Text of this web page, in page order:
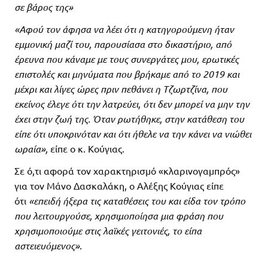
σε βάρος της»
«Αφού τον άφησα να λέει ότι η κατηγορούμενη ήταν
εμμονική μαζί του, παρουσίασα στο δικαστήριο, από
έρευνα που κάναμε με τους συνεργάτες μου, ερωτικές
επιστολές και μηνύματα που βρήκαμε από το 2019 και
μέχρι και λίγες ώρες πριν πεθάνει η Τζωρτζίνα, που
εκείνος έλεγε ότι την λατρεύει, ότι δεν μπορεί να μην την
έχει στην ζωή της. Όταν ρωτήθηκε, στην κατάθεση του
είπε ότι υποκρινόταν και ότι ήθελε να την κάνει να νιώθει
ωραία», είπε ο κ. Κούγιας.
Σε ό,τι αφορά τον χαρακτηρισμό «κλαρινογαμπρός»
για τον Μάνο Δασκαλάκη, ο Αλέξης Κούγιας είπε
ότι «επειδή ήξερα τις καταθέσεις του και είδα τον τρόπο
που λειτουργούσε, χρησιμοποίησα μια φράση που
χρησιμοποιούμε στις λαϊκές γειτονιές, το είπα
αστειευόμενος».